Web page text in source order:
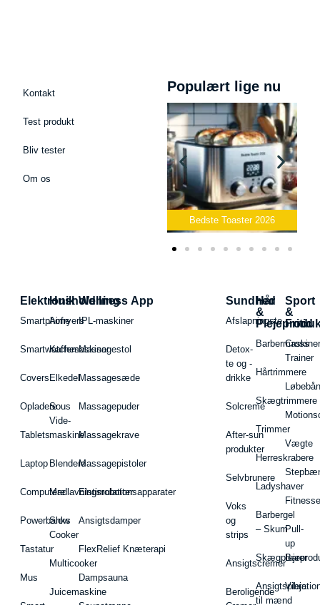
Kontakt
Test produkt
Bliv tester
Om os
Populært lige nu
Bedste Toaster 2026 Bedste
Elektronik
Smartphone
Smartwatches
Covers
Opladere
Tablets
Laptop
Computere
Powerbanks
Tastatur
Mus
Husholdning
Airfryers
Kaffemaskiner
Elkedel
Sous
Vide-
maskine
Blendere
Madlavningsrobotter
Slow
Cooker
Multicooker
Juicemaskine
Wellness App
IPL-maskiner
Massagestol
Massagesæde
Massagepuder
Massagekrave
Massagepistoler
Elstimulationsapparater
Ansigtsdamper
FlexRelief Knæterapi
Dampsauna
Sundhed
Afslapningste
Detox-
te og -
drikke
Solcreme
After-sun
produkter
Selvbrunere
Voks
og
strips
Ansigtscremer
Beroligende
Hår
&
Hårtrimmere
Skægtrimmere
Trimmer
Herreskrabere
Ladyshaver
Barbergel
– Skum
Ansigtspleje
til mænd
Sport
&
Fritid
Cross
Trainer
Vægte
Pull-
up
Barer